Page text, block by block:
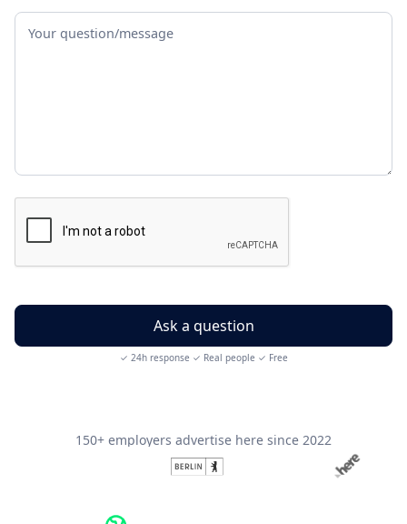
✓ 24h response ✓ Real people ✓ Free
150+ employers advertise here since 2022